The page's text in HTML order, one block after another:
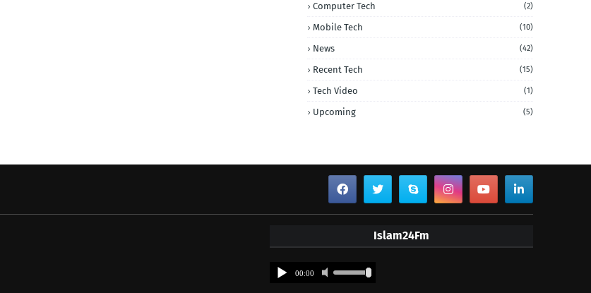
Computer Tech (2)
Mobile Tech (10)
News (42)
Recent Tech (15)
Tech Video (1)
Upcoming (5)
Islam24Fm